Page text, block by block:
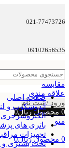
021-77473726
09102656535
مقایسه
علاقه مندی
ورود / ثبت نام
0 محصول ریال0
منو
0 محصول ریال0
صفحه اصلی
آندوسکوپ و
باتری های
تجهیزات
تخت بستری و